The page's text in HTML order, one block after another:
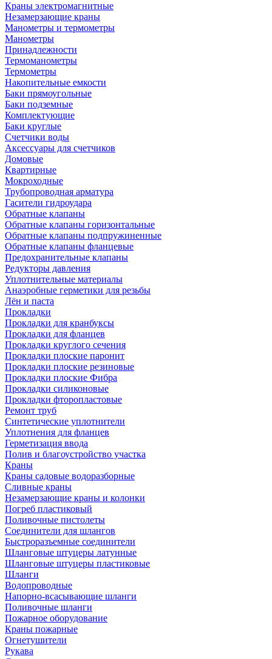
Краны электромагнитные
Незамерзающие краны
Манометры и термометры
Манометры
Принадлежности
Термоманометры
Термометры
Накопительные емкости
Баки прямоугольные
Баки подземные
Комплектующие
Баки круглые
Счетчики воды
Аксессуары для счетчиков
Домовые
Квартирные
Мокроходные
Трубопроводная арматура
Гасители гидроудара
Обратные клапаны
Обратные клапаны горизонтальные
Обратные клапаны подпружиненные
Обратные клапаны фланцевые
Предохранительные клапаны
Редукторы давления
Уплотнительные материалы
Анаэробные герметики для резьбы
Лён и паста
Прокладки
Прокладки для кранбуксы
Прокладки для фланцев
Прокладки круглого сечения
Прокладки плоские паронит
Прокладки плоские резиновые
Прокладки плоские Фибра
Прокладки силиконовые
Прокладки фторопластовые
Ремонт труб
Синтетические уплотнители
Уплотнения для фланцев
Герметизация ввода
Полив и благоустройство участка
Краны
Краны садовые водоразборные
Сливные краны
Незамерзающие краны и колонки
Погреб пластиковый
Поливочные пистолеты
Соединители для шлангов
Быстроразъемные соединители
Шланговые штуцеры латунные
Шланговые штуцеры пластиковые
Шланги
Водопроводные
Напорно-всасывающие шланги
Поливочные шланги
Пожарное оборудование
Краны пожарные
Огнетушители
Рукава